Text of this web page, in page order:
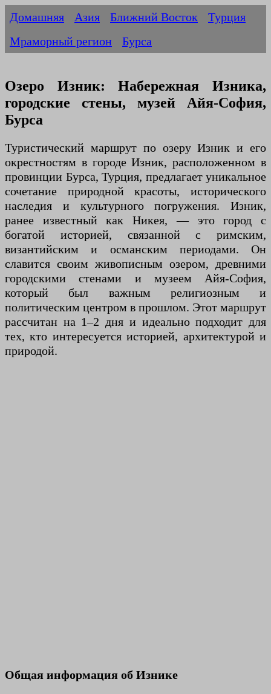
Домашняя Азия Ближний Восток
Турция
Мраморный регион
Бурса
Озеро Изник: Набережная Изника,
городские стены, музей Айя-София,
Бурса
Туристический маршрут по озеру Изник и его
окрестностям в городе Изник, расположенном в
провинции Бурса, Турция, предлагает уникальное
сочетание природной красоты, исторического
наследия и культурного погружения. Изник,
ранее известный как Никея, — это город с
богатой историей, связанной с римским,
византийским и османским периодами. Он
славится своим живописным озером, древними
городскими стенами и музеем Айя-София,
который был важным религиозным и
политическим центром в прошлом. Этот маршрут
рассчитан на 1–2 дня и идеально подходит для
тех, кто интересуется историей, архитектурой и
природой.
Общая информация об Изнике